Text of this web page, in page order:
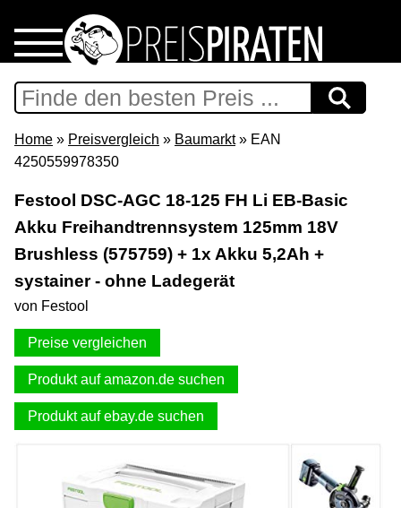
Home
Download
Support & Newsletter
Presse
Datenschutz
Impressum
Home » Preisvergleich » Baumarkt» EAN
4250559978350
Festool DSC-AGC 18-125 FH Li EB-Basic
Akku Freihandtrennsystem 125mm 18V
Brushless (575759) + 1x Akku 5,2Ah +
systainer - ohne Ladegerät
von Festool
Preise vergleichen
Produkt auf amazon.de suchen
Produkt auf ebay.de suchen